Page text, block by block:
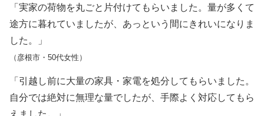
「実家の荷物を丸ごと片付けてもらいました。量が多くて
途方に暮れていましたが、あっという間にきれいになりま
した。」
（彦根市・50代女性）
「引越し前に大量の家具・家電を処分してもらいました。
自分では絶対に無理な量でしたが、手際よく対応してもら
えました。」